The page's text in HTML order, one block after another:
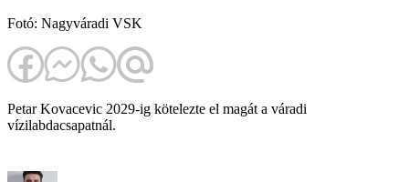
Fotó: Nagyváradi VSK
Petar Kovacevic 2029-ig kötelezte el magát a váradi
vízilabdacsapatnál.